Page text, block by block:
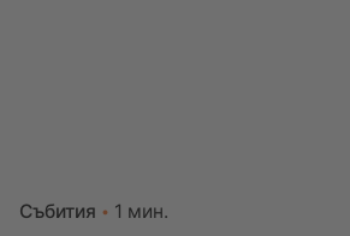
Събития 1 мин.